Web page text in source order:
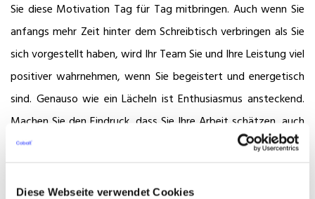
Diese Webseite verwendet Cookies
Sie diese Motivation Tag für Tag mitbringen. Auch wenn Sie
anfangs mehr Zeit hinter dem Schreibtisch verbringen als Sie
sich vorgestellt haben, wird Ihr Team Sie und Ihre Leistung viel
positiver wahrnehmen, wenn Sie begeistert und energetisch
sind. Genauso wie ein Lächeln ist Enthusiasmus ansteckend.
Machen Sie den Eindruck, dass Sie Ihre Arbeit schätzen, auch
wenn es nicht so sein sollte. Schließlich wird man Ihnen eine
keine Begeisterung verspüren lassen, wird man Ihnen immer